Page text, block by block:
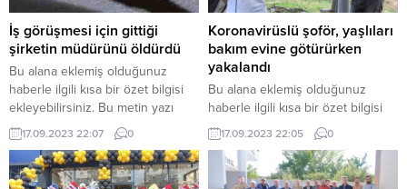
anlayışı,...
Üyeleri Reşit Yaren, Mahmut
Köroğlu, Kadir Gülgeldi...
İş görüşmesi için gittiği
şirketin müdürünü öldürdü
Bu alana eklemiş olduğunuz
haberle ilgili kısa bir özet bilgisi
ekleyebilirsiniz. Bu metin yazı
düzenleme sayfasında “Özet”
bölümünden eklenebilir. Özet
eklenmişse başlık altında kalın
olarak bu şekilde gösterilir,
17.09.2023 22:07 0
Koronavirüslü şoför, yaşlıları
bakım evine götürürken
yakalandı
Bu alana eklemiş olduğunuz
haberle ilgili kısa bir özet bilgisi
ekleyebilirsiniz. Bu metin yazı
düzenleme sayfasında “Özet”
bölümünden eklenebilir. Özet
eklenmişse başlık altında kalın
17.09.2023 22:05 0